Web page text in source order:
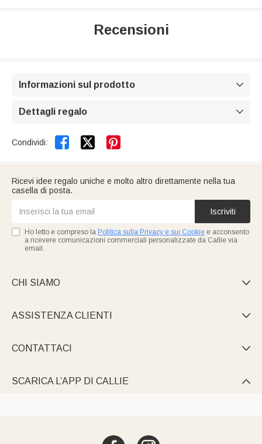
Recensioni
Informazioni sul prodotto 
Dettagli regalo 
Condividi:  
Ricevi idee regalo uniche e molto altro direttamente nella tua
casella di posta.
Iscriviti
Ho letto e compreso la Politica sulla Privacy e sui Cookie e acconsento
a ricevere comunicazioni commerciali personalizzate da Callie via
email.
CHI SIAMO 
ASSISTENZA CLIENTI 
CONTATTACI 
SCARICA L’APP DI CALLIE 